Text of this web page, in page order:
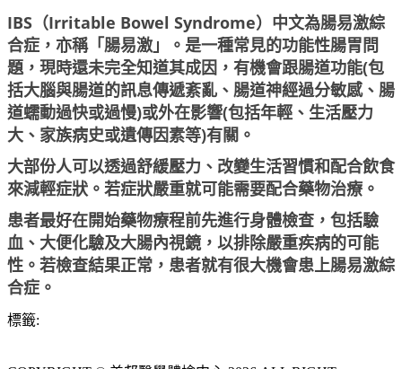
IBS（Irritable Bowel Syndrome）中文為腸易激綜
合症，亦稱「腸易激」。是一種常見的功能性腸胃問
題，現時還未完全知道其成因，有機會跟腸道功能(包
括大腦與腸道的訊息傳遞紊亂、腸道神經過分敏感、腸
道蠕動過快或過慢)或外在影響(包括年輕、生活壓力
大、家族病史或遺傳因素等)有關。
大部份人可以透過舒緩壓力、改變生活習慣和配合飲食
來減輕症狀。若症狀嚴重就可能需要配合藥物治療。
患者最好在開始藥物療程前先進行身體檢查，包括驗
血、大便化驗及大腸內視鏡，以排除嚴重疾病的可能
性。若檢查結果正常，患者就有很大機會患上腸易激綜
合症。
標籤: